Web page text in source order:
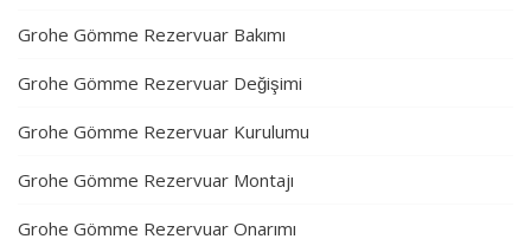
Grohe Gömme Rezervuar Bakımı
Grohe Gömme Rezervuar Değişimi
Grohe Gömme Rezervuar Kurulumu
Grohe Gömme Rezervuar Montajı
Grohe Gömme Rezervuar Onarımı